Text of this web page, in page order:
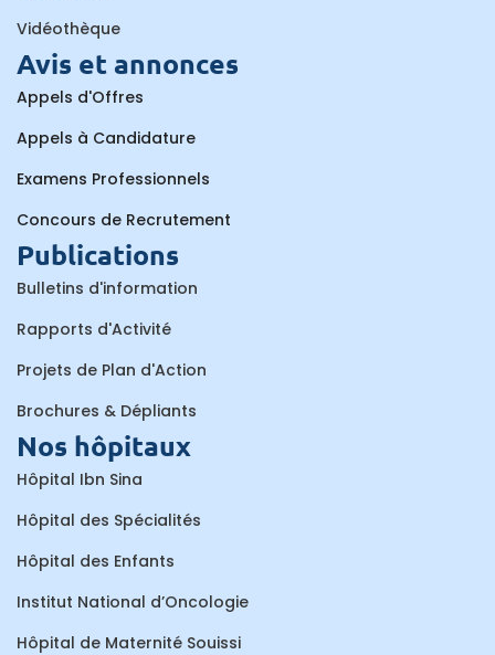
Vidéothèque
Avis et annonces
Appels d'Offres
Appels à Candidature
Examens Professionnels
Concours de Recrutement
Publications
Bulletins d'information
Rapports d'Activité
Projets de Plan d'Action
Brochures & Dépliants
Nos hôpitaux
Hôpital Ibn Sina
Hôpital des Spécialités
Hôpital des Enfants
Institut National d’Oncologie
Hôpital de Maternité Souissi